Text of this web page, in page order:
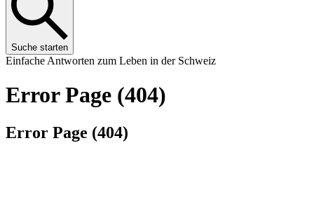
Suche starten
Einfache Antworten zum Leben in der Schweiz
Error Page (404)
Error Page (404)